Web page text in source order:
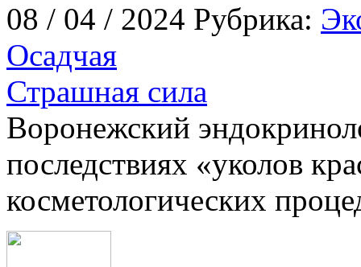
08 / 04 / 2024 Рубрика:
Осадчая
Страшная сила
Воронежский
последствиях «уколов
косметологических